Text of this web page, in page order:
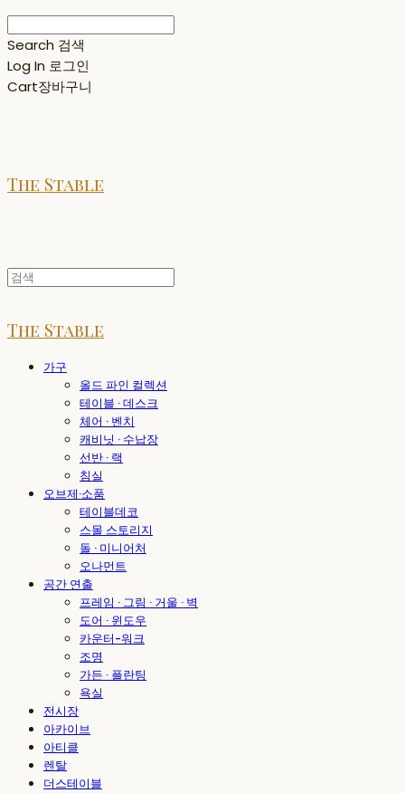
Search 검색
Log In 로그인
Cart장바구니
The Stable
The Stable
가구
올드 파인 컬렉션
테이블 · 데스크
체어 · 벤치
캐비닛 · 수납장
선반 · 랙
침실
오브제·소품
테이블데코
스몰 스토리지
돌 · 미니어처
오나먼트
공간 연출
프레임 · 그림 · 거울 · 벽
도어 · 윈도우
카운터-워크
조명
가든 · 플란팅
욕실
전시장
아카이브
아티클
렌탈
더스테이블